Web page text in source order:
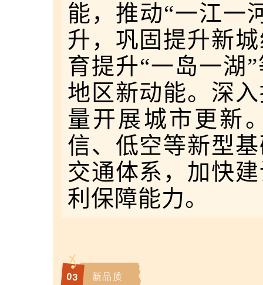
能，推动“一江一
升，巩固提升新
育提升“一岛一湖
地区新动能。深
量开展城市更新
信、低空等新型
交通体系，加快
利保障能力。
03 新品质